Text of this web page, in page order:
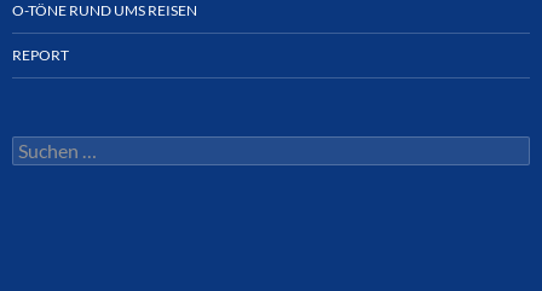
O-TÖNE RUND UMS REISEN
REPORT
Suchen
nach: